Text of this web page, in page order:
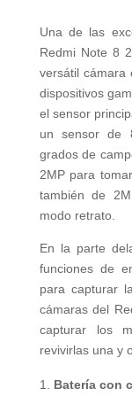
Una de las
Redmi Note 8
versátil cámara
dispositivos
el sensor
un sensor de
grados de
2MP para
también de
modo retrato.
En la parte
funciones de
para capturar
cámaras del
capturar los
revivirlas una y
Batería con